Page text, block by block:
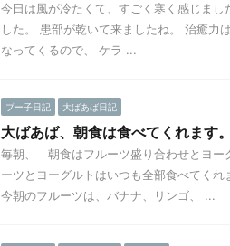
今日は風が冷たくて、すごく寒く感じま
した。 患部が乾いて来ましたね。 治癒力
なってくるので、 ケラ ...
プー子日記 大ばあば日記
大ばあば、朝食は食べてくれます。
毎朝、 朝食はフルーツ盛り合わせとヨー
ーツとヨーグルトはいつも全部食べてくれ
今朝のフルーツは、バナナ、リンゴ、 ...